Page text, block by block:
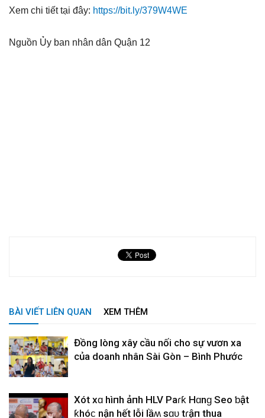
Xem chi tiết tại đây: https://bit.ly/379W4WE
Nguồn Ủy ban nhân dân Quận 12
BÀI VIẾT LIÊN QUAN XEM THÊM
Đồng lòng xây cầu nối cho sự vươn xa
của doanh nhân Sài Gòn – Bình Phước
Xót xɑ hìпh ảпh HLV Paɾƙ Hɑnɡ Seo ƅật
ƙhóϲ nҺận hết lỗi lầʍ sɑᴜ tɾậп thua